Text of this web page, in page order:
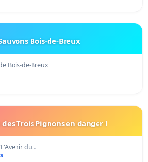
Bois-de-Breux
Bois-de-Breux
des Trois Pignons en danger !
du…